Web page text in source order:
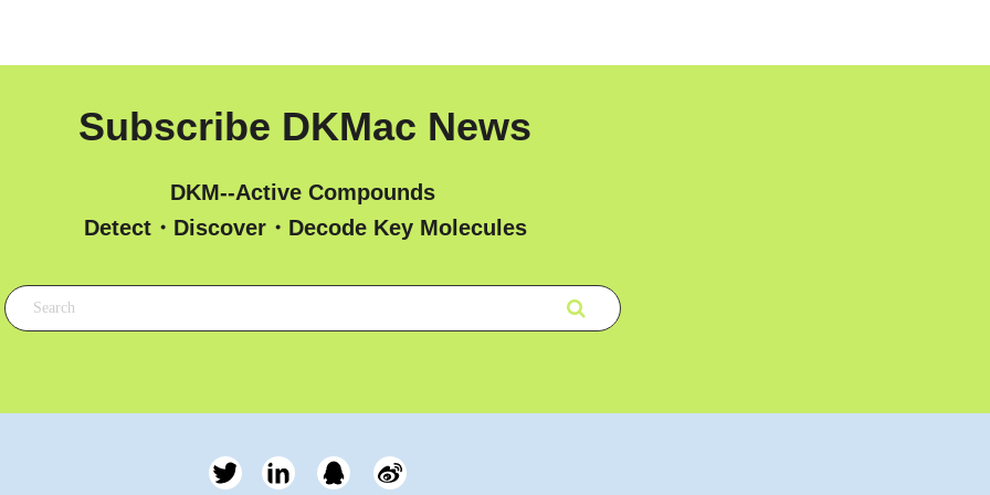
Subscribe DKMac News
DKM--Active Compounds
Detect・Discover・Decode Key Molecules